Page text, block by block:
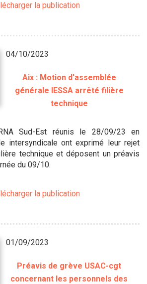
la publication
04/10/2023
Aix : Motion d'assemblée
générale IESSA arrêté filière
technique
Sud-Est réunis le 28/09/23 en
intersyndicale ont exprimé leur rejet
technique et déposent un préavis
du 09/10.
la publication
01/09/2023
Préavis de grève USAC-cgt
concernant les personnels des